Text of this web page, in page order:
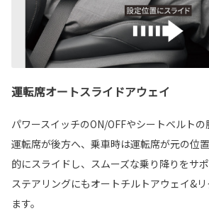
運転席オートスライドアウェイ
パワースイッチのON/OFFやシートベルト
運転席が後方へ、乗車時は運転席が元の位
的にスライドし、スムーズな乗り降りをサ
ステアリングにもオートチルトアウェイ&
ます。